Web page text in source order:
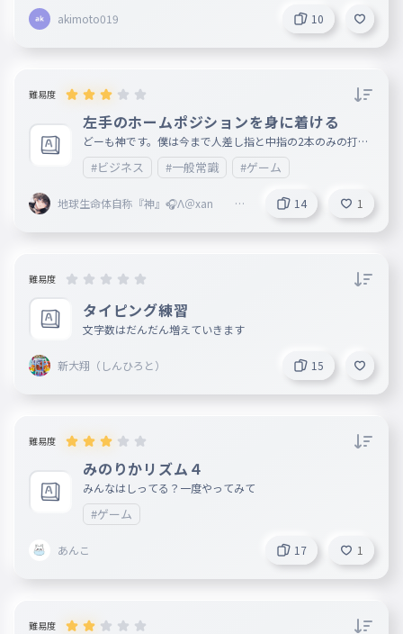
akimoto019 10
難易度
左手のホームポジションを身に着ける
どーも神です。僕は今まで人差し指と中指の2本のみの打法
だったのでそろそろちゃんとしようかなと思いました。
#ビジネス #一般常識 #ゲーム
地球生命体自称『神』🎧Λ＠xan @
14 1
難易度
タイピング練習
文字数はだんだん増えていきます
新大翔（しんひろと） 15
難易度
みのりかリズム４
みんなはしってる？一度やってみて
#ゲーム
あんこ 17 1
難易度